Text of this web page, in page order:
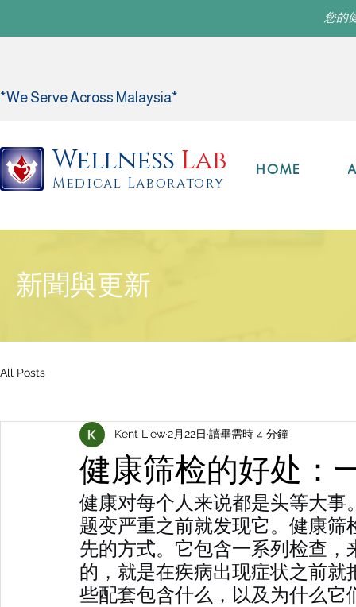
您的
*We Serve Across Malaysia*
Wellness Lab
Medical Laboratory
HOME
新聞與更新
All Posts
健康筛检的好处：
Kent Liew2月22日 讀畢需時 4 分鐘
健康对每个人来说都是头等大
题变严重之前就发现它。健康
先的方式。它包含一系列检查
的，就是在疾病出现症状之前
些配套包含什么，以及为什么它